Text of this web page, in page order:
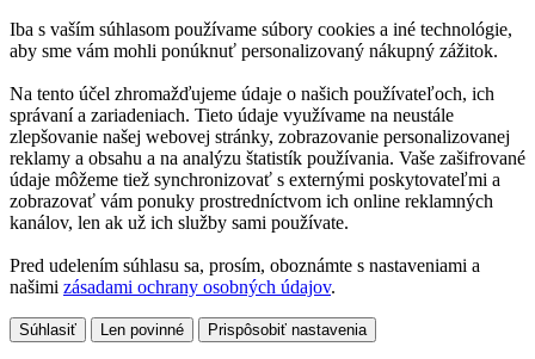
Iba s vaším súhlasom používame súbory cookies a iné technológie,
aby sme vám mohli ponúknuť personalizovaný nákupný zážitok.
Na tento účel zhromažďujeme údaje o našich používateľoch, ich
správaní a zariadeniach. Tieto údaje využívame na neustále
zlepšovanie našej webovej stránky, zobrazovanie personalizovanej
reklamy a obsahu a na analýzu štatistík používania. Vaše zašifrované
údaje môžeme tiež synchronizovať s externými poskytovateľmi a
zobrazovať vám ponuky prostredníctvom ich online reklamných
kanálov, len ak už ich služby sami používate.
Pred udelením súhlasu sa, prosím, oboznámte s nastaveniami a
našimi zásadami ochrany osobných údajov.
Súhlasiť Len povinné Prispôsobiť nastavenia